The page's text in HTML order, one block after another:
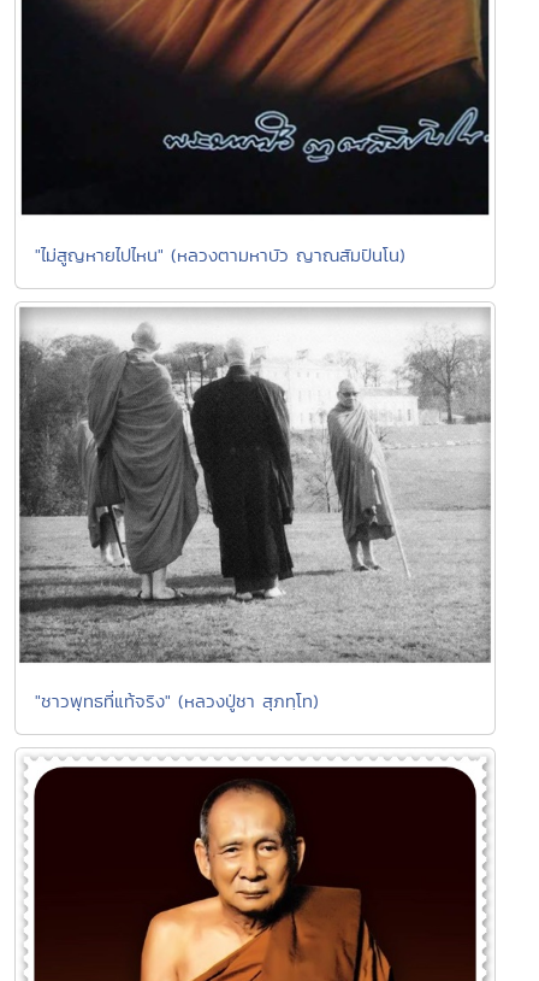
"ไม่สูญหายไปไหน" (หลวงตามหาบัว ญาณสัมปันโน)
"ชาวพุทธที่แท้จริง" (หลวงปู่ชา สุภทฺโท)